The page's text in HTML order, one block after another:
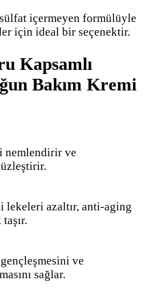
içermeyen formülüyle
için ideal bir seçenektir.
Kapsamlı
Bakım Kremi
nemlendirir ve
lekeleri azaltır, anti-aging
ve
sağlar.